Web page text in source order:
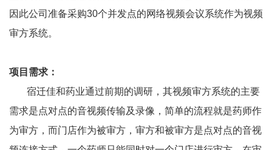
因此公司准备采购30个并发点的网络视频会议系统作为视频
审方系统。
项目需求：
宿迁佳和药业通过前期的调研，其视频审方系统的主要
需求是点对点的音视频传输及录像，简单的流程就是药师作
为审方，而门店作为被审方，审方和被审方是点对点的音视